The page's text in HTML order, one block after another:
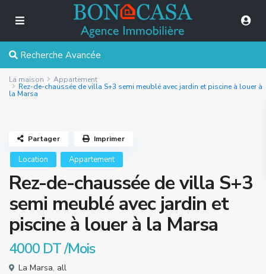
Recherche Avancée
La maison Appartement
Rez-de-chaussée de villa S+3 semi meublé avec jardin et piscine à louer à
la Marsa
Location Appartement
Rez-de-chaussée de villa S+3
semi meublé avec jardin et
piscine à louer à la Marsa
4000 DT/Mois
La Marsa, all
Partager Imprimer